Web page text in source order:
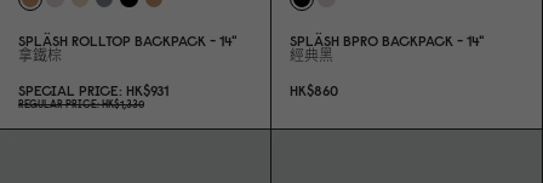
SPLÄSH ROLLTOP BACKPACK - 14"
拿鐵棕
SPECIAL PRICE HK$931
REGULAR PRICE HK$1,330
SPLÄSH BPRO BACKPACK - 14"
經典黑
HK$860